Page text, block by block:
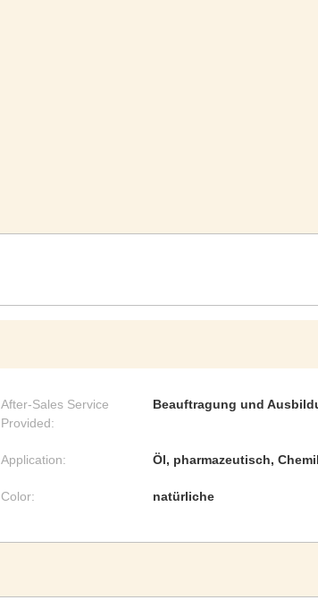
After-Sales Service
Provided:
Beauftragung und
Application: Öl, pharmazeutisch,
Color: natürliche